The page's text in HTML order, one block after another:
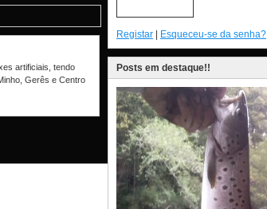
artificiais, tendo
Gerês e Centro
Registar | Esqueceu-se da senha?
Posts em destaque!!